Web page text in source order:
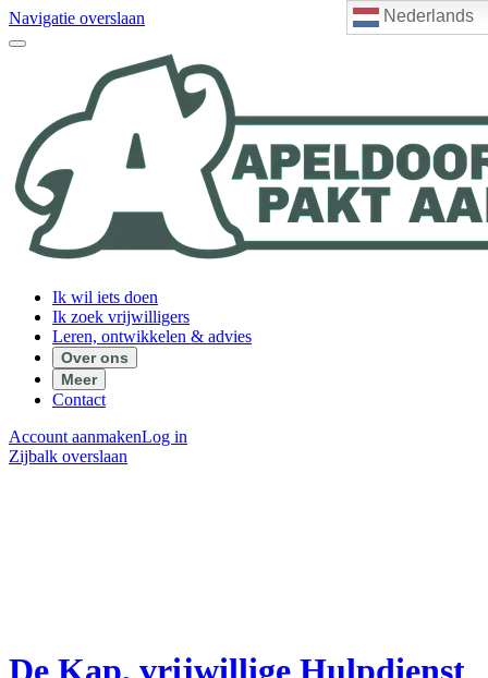
Nederlands
Navigatie overslaan
Ik wil iets doen
Ik zoek vrijwilligers
Leren, ontwikkelen & advies
Over ons
Meer
Contact
Account aanmakenLog in
Zijbalk overslaan